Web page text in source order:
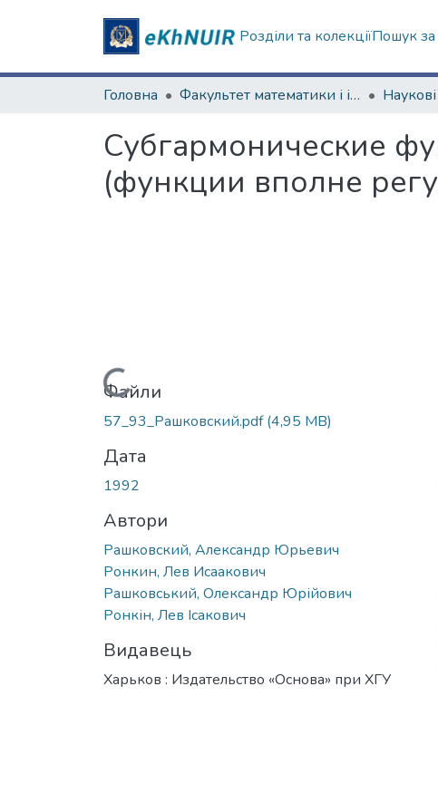
Розділи та колекціїПошук
Головна Факультет математики і інформатики
Субгармонические
(функции вполне
Вантажиться...
Файли
57_93_Рашковский.pdf(4,95 MB)
Дата
1992
Автори
Рашковский, Александр Юрьевич
Ронкин, Лев Исаакович
Рашковський, Олександр Юрійович
Ронкін, Лев Ісакович
Видавець
Харьков : Издательство «Основа» при ХГУ